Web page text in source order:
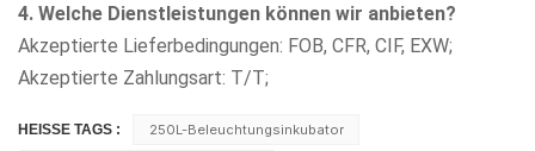
4. Welche Dienstleistungen können wir anbieten?
Akzeptierte Lieferbedingungen: FOB, CFR, CIF, EXW;
Akzeptierte Zahlungsart: T/T;
HEISSE TAGS : 250L-Beleuchtungsinkubator